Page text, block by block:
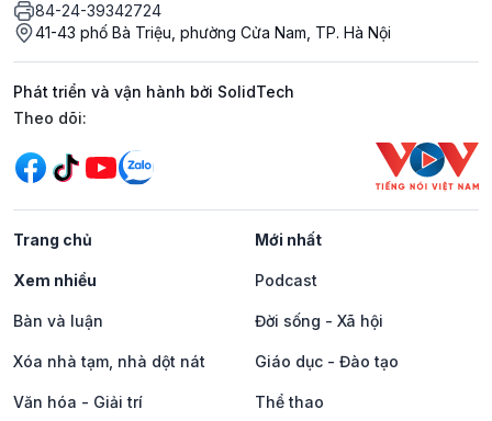
84-24-39342724
41-43 phố Bà Triệu, phường Cửa Nam, TP. Hà Nội
Phát triển và vận hành bởi SolidTech
Mạng xã hội
Theo dõi:
Trang chủ Mới nhất
Xem nhiều Podcast
Bàn và luận Đời sống - Xã hội
Xóa nhà tạm, nhà dột nát Giáo dục - Đào tạo
Văn hóa - Giải trí Thể thao